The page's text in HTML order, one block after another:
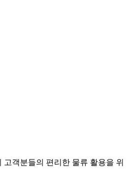
객분들의 편리한 물류 활용을 위